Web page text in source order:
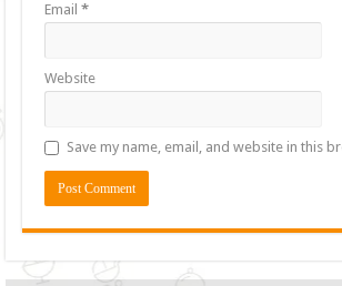
Email*
Website
Save my name, email, and website in this